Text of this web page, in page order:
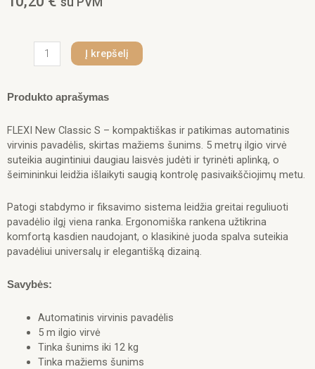
produkto
pavadėlis
Classic
S
virvinis
5m,
Į krepšelį
Produkto aprašymas
FLEXI New Classic S – kompaktiškas ir patikimas automatinis
virvinis pavadėlis, skirtas mažiems šunims. 5 metrų ilgio virvė
suteikia augintiniui daugiau laisvės judėti ir tyrinėti aplinką, o
šeimininkui leidžia išlaikyti saugią kontrolę pasivaikščiojimų metu.
Patogi stabdymo ir fiksavimo sistema leidžia greitai reguliuoti
pavadėlio ilgį viena ranka. Ergonomiška rankena užtikrina
komfortą kasdien naudojant, o klasikinė juoda spalva suteikia
pavadėliui universalų ir elegantišką dizainą.
Savybės:
Automatinis virvinis pavadėlis
5 m ilgio virvė
Tinka šunims iki 12 kg
Tinka mažiems šunims